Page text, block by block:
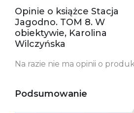
Polska
Ostrzeżenia oraz
bezpieczeństwa:
Opinie o książce Stacja
Jagodno. TOM 8. W
obiektywie, Karolina
Wilczyńska
Na razie nie ma opinii o
Podsumowanie